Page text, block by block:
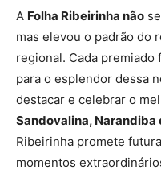
A Folha Ribeirinha não
mas elevou o padrão do
regional. Cada
para o esplendor dessa
destacar e celebrar o
Sandovalina, Narandiba
Ribeirinha promete
momentos